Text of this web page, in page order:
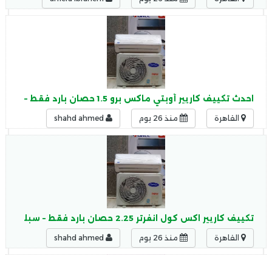
احدث تكييف كاريير أوبتي ماكس برو 1.5 حصان بارد فقط – سبليت
القاهرة منذ 26 يوم
تكييف كاريير اكس كول انفرتر 2.25 حصان بارد فقط – سبليت 2026
القاهرة منذ 26 يوم